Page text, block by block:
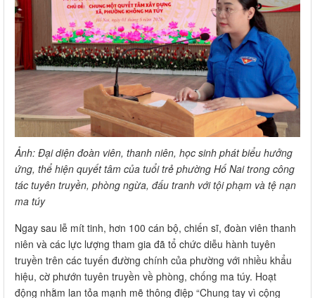
Ảnh: Đại diện đoàn viên, thanh niên, học sinh phát biểu hưởng
ứng, thể hiện quyết tâm của tuổi trẻ phường Hố Nai trong công
tác tuyên truyền, phòng ngừa, đấu tranh với tội phạm và tệ nạn
ma túy
Ngay sau lễ mít tinh, hơn 100 cán bộ, chiến sĩ, đoàn viên thanh
niên và các lực lượng tham gia đã tổ chức diễu hành tuyên
truyền trên các tuyến đường chính của phường với nhiều khẩu
hiệu, cờ phướn tuyên truyền về phòng, chống ma túy. Hoạt
động nhằm lan tỏa mạnh mẽ thông điệp “Chung tay vì cộng